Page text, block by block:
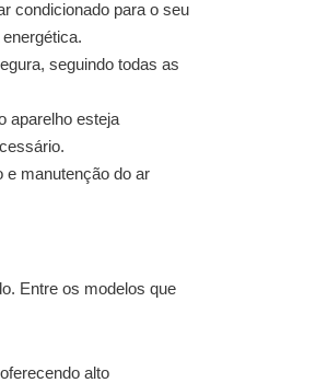
condicionado para o seu
seguindo todas as
aparelho esteja
e manutenção do ar
Entre os modelos que
alto